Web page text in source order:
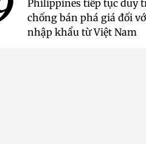
Philippines tiếp tục duy
chống bán phá giá đối
nhập khẩu từ Việt Nam